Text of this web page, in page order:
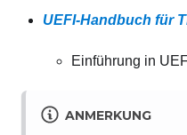
UEFI-Handbuch für
Einführung in
ANMERKUNG